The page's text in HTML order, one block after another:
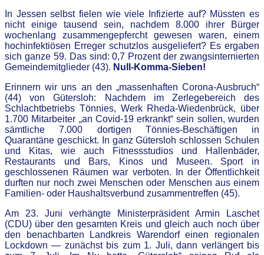
In Jessen selbst fielen wie viele Infizierte auf? Müssten es
nicht einige tausend sein, nachdem 8.000 ihrer Bürger
wochenlang zusammengepfercht gewesen waren, einem
hochinfektiösen Erreger schutzlos ausgeliefert? Es ergaben
sich ganze 59. Das sind: 0,7 Prozent der zwangsinternierten
Gemeindemitglieder (43). Null-Komma-Sieben!
Erinnern wir uns an den „massenhaften Corona-Ausbruch“
(44) von Gütersloh: Nachdem im Zerlegebereich des
Schlachtbetriebs Tönnies, Werk Rheda-Wiedenbrück, über
1.700 Mitarbeiter „an Covid-19 erkrankt“ sein sollen, wurden
sämtliche 7.000 dortigen Tönnies-Beschäftigen in
Quarantäne geschickt. In ganz Gütersloh schlossen Schulen
und Kitas, wie auch Fitnessstudios und Hallenbäder,
Restaurants und Bars, Kinos und Museen. Sport in
geschlossenen Räumen war verboten. In der Öffentlichkeit
durften nur noch zwei Menschen oder Menschen aus einem
Familien- oder Haushaltsverbund zusammentreffen (45).
Am 23. Juni verhängte Ministerpräsident Armin Laschet
(CDU) über den gesamten Kreis und gleich auch noch über
den benachbarten Landkreis Warendorf einen regionalen
Lockdown — zunächst bis zum 1. Juli, dann verlängert bis